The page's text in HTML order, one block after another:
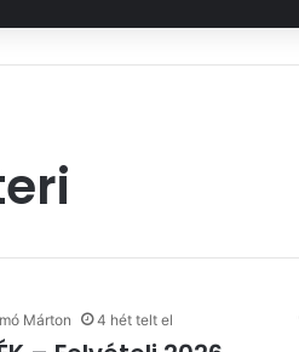
Márton 4 hét telt el